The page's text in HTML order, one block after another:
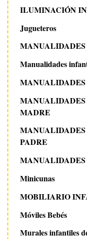
ILUMINACIÓN
Jugueteros
MANUALIDADES
Manualidades
MADRE
PADRE
MANUALIDADES
Minicunas
MOBILIARIO
Móviles Bebés
Murales infantiles